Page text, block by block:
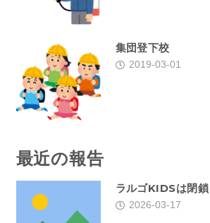
集団登下校
2019-03-01
最近の報告
ラルゴKIDSは閉鎖
2026-03-17